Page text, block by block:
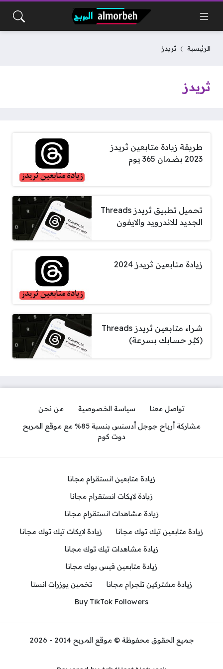
الرئيسية ثريدز
ثريدز
طريقة زيادة متابعين ثريدز
2023 بضمان 365 يوم
تحميل تطبيق ثريدز Threads
الجديد للاندرويد والايفون
زيادة متابعين ثريدز 2024
شراء متابعين ثريدز Threads
(كبٌر حسابك بسرعة)
تواصل معنا سياسة الخصوصية
من نحن
مشاركة أرباح جوجل أدسنس بنسبة 85% مع موقع المربح
دوت كوم
زيادة متابعين انستقرام مجانا
زيادة لايكات انستقرام مجانا
زيادة مشاهدات انستقرام مجانا
زيادة متابعين تيك توك مجانا
زيادة لايكات تيك توك مجانا
زيادة مشاهدات تيك توك مجانا
زيادة متابعين فيس بوك مجانا
زيادة مشتركين تلجرام مجانا
تخمين يوزرات انستا
Buy TikTok Followers
جميع الحقوق محفوظة © موقع المربح 2014 - 2026